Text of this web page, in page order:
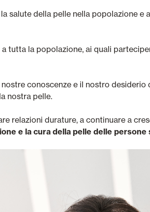
salute della pelle nella popolazione e
tutta la popolazione, ai quali
conoscenze e il nostro desiderio
nostra pelle.
relazioni durature, a continuare a
e la cura della pelle delle